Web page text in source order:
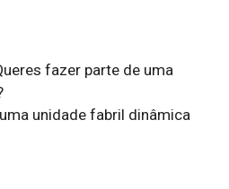
fazer parte de uma
unidade fabril dinâmica